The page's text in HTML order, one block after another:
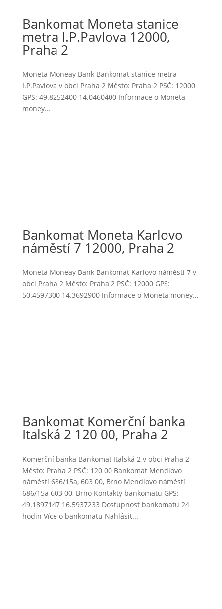
Bankomat Moneta stanice
metra I.P.Pavlova 12000,
Praha 2
Moneta Moneay Bank Bankomat stanice metra
I.P.Pavlova v obci Praha 2 Město: Praha 2 PSČ: 12000
GPS: 49.8252400 14.0460400 Informace o Moneta
money...
Bankomat Moneta Karlovo
náměstí 7 12000, Praha 2
Moneta Moneay Bank Bankomat Karlovo náměstí 7 v
obci Praha 2 Město: Praha 2 PSČ: 12000 GPS:
50.4597300 14.3692900 Informace o Moneta money...
Bankomat Komerční banka
Italská 2 120 00, Praha 2
Komerční banka Bankomat Italská 2 v obci Praha 2
Město: Praha 2 PSČ: 120 00 Bankomat Mendlovo
náměstí 686/15a, 603 00, Brno Mendlovo náměstí
686/15a 603 00, Brno Kontakty bankomatu GPS:
49.1897147 16.5937233 Dostupnost bankomatu 24
hodin Více o bankomatu Nahlásit...